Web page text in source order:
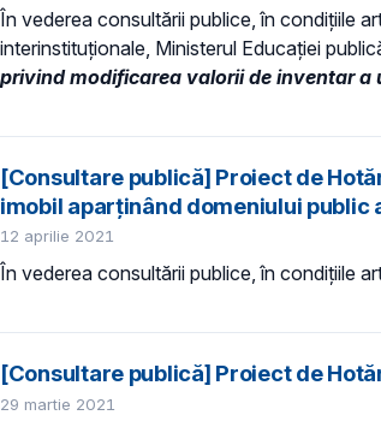
În vederea consultării publice, în condiţiile
interinstituționale, Ministerul Educaţiei
privind modificarea valorii de inventar a
[Consultare publică] Proiect de
imobil aparținând domeniului public
12 aprilie 2021
În vederea consultării publice, în condiţiile
[Consultare publică] Proiect de
29 martie 2021